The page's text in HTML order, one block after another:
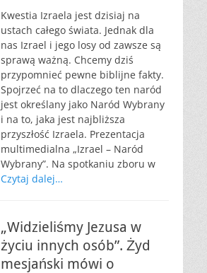
Kwestia Izraela jest dzisiaj na
ustach całego świata. Jednak dla
nas Izrael i jego losy od zawsze są
sprawą ważną. Chcemy dziś
przypomnieć pewne biblijne fakty.
Spojrzeć na to dlaczego ten naród
jest określany jako Naród Wybrany
i na to, jaka jest najbliższa
przyszłość Izraela. Prezentacja
multimedialna „Izrael – Naród
Wybrany”. Na spotkaniu zboru w
Czytaj dalej…
„Widzieliśmy Jezusa w
życiu innych osób”. Żyd
mesjański mówi o